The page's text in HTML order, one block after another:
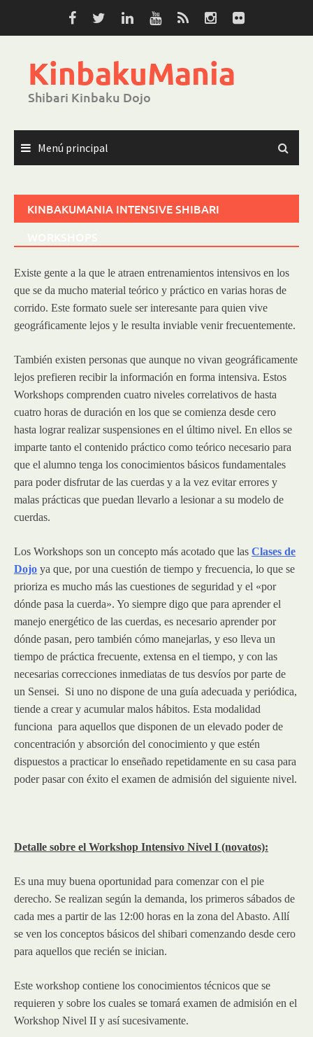
KinbakuMania
Shibari Kinbaku Dojo
Menú principal
KINBAKUMANIA INTENSIVE SHIBARI
Existe gente a la que le atraen entrenamientos intensivos en los
que se da mucho material teórico y práctico en varias horas de
corrido. Este formato suele ser interesante para quien vive
geográficamente lejos y le resulta inviable venir frecuentemente.
También existen personas que aunque no vivan geográficamente
lejos prefieren recibir la información en forma intensiva. Estos
Workshops comprenden cuatro niveles correlativos de hasta
cuatro horas de duración en los que se comienza desde cero
hasta lograr realizar suspensiones en el último nivel. En ellos se
imparte tanto el contenido práctico como teórico necesario para
que el alumno tenga los conocimientos básicos fundamentales
para poder disfrutar de las cuerdas y a la vez evitar errores y
malas prácticas que puedan llevarlo a lesionar a su modelo de
cuerdas.
Los Workshops son un concepto más acotado que las Clases de
Dojo ya que, por una cuestión de tiempo y frecuencia, lo que se
prioriza es mucho más las cuestiones de seguridad y el «por
dónde pasa la cuerda». Yo siempre digo que para aprender el
manejo energético de las cuerdas, es necesario aprender por
dónde pasan, pero también cómo manejarlas, y eso lleva un
tiempo de práctica frecuente, extensa en el tiempo, y con las
necesarias correcciones inmediatas de tus desvíos por parte de
un Sensei. Si uno no dispone de una guía adecuada y periódica,
tiende a crear y acumular malos hábitos. Esta modalidad
funciona para aquellos que disponen de un elevado poder de
concentración y absorción del conocimiento y que estén
dispuestos a practicar lo enseñado repetidamente en su casa para
poder pasar con éxito el examen de admisión del siguiente nivel.
Detalle sobre el Workshop Intensivo Nivel I (novatos):
Es una muy buena oportunidad para comenzar con el pie
derecho. Se realizan según la demanda, los primeros sábados de
cada mes a partir de las 12:00 horas en la zona del Abasto. Allí
se ven los conceptos básicos del shibari comenzando desde cero
para aquellos que recién se inician.
Este workshop contiene los conocimientos técnicos que se
requieren y sobre los cuales se tomará examen de admisión en el
Workshop Nivel II y así sucesivamente.